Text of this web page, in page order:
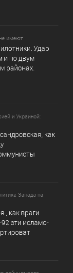
имеют
Удар
и по двум
районах.
и Украиной:
как
Запада на
, как враги
эти исламо-